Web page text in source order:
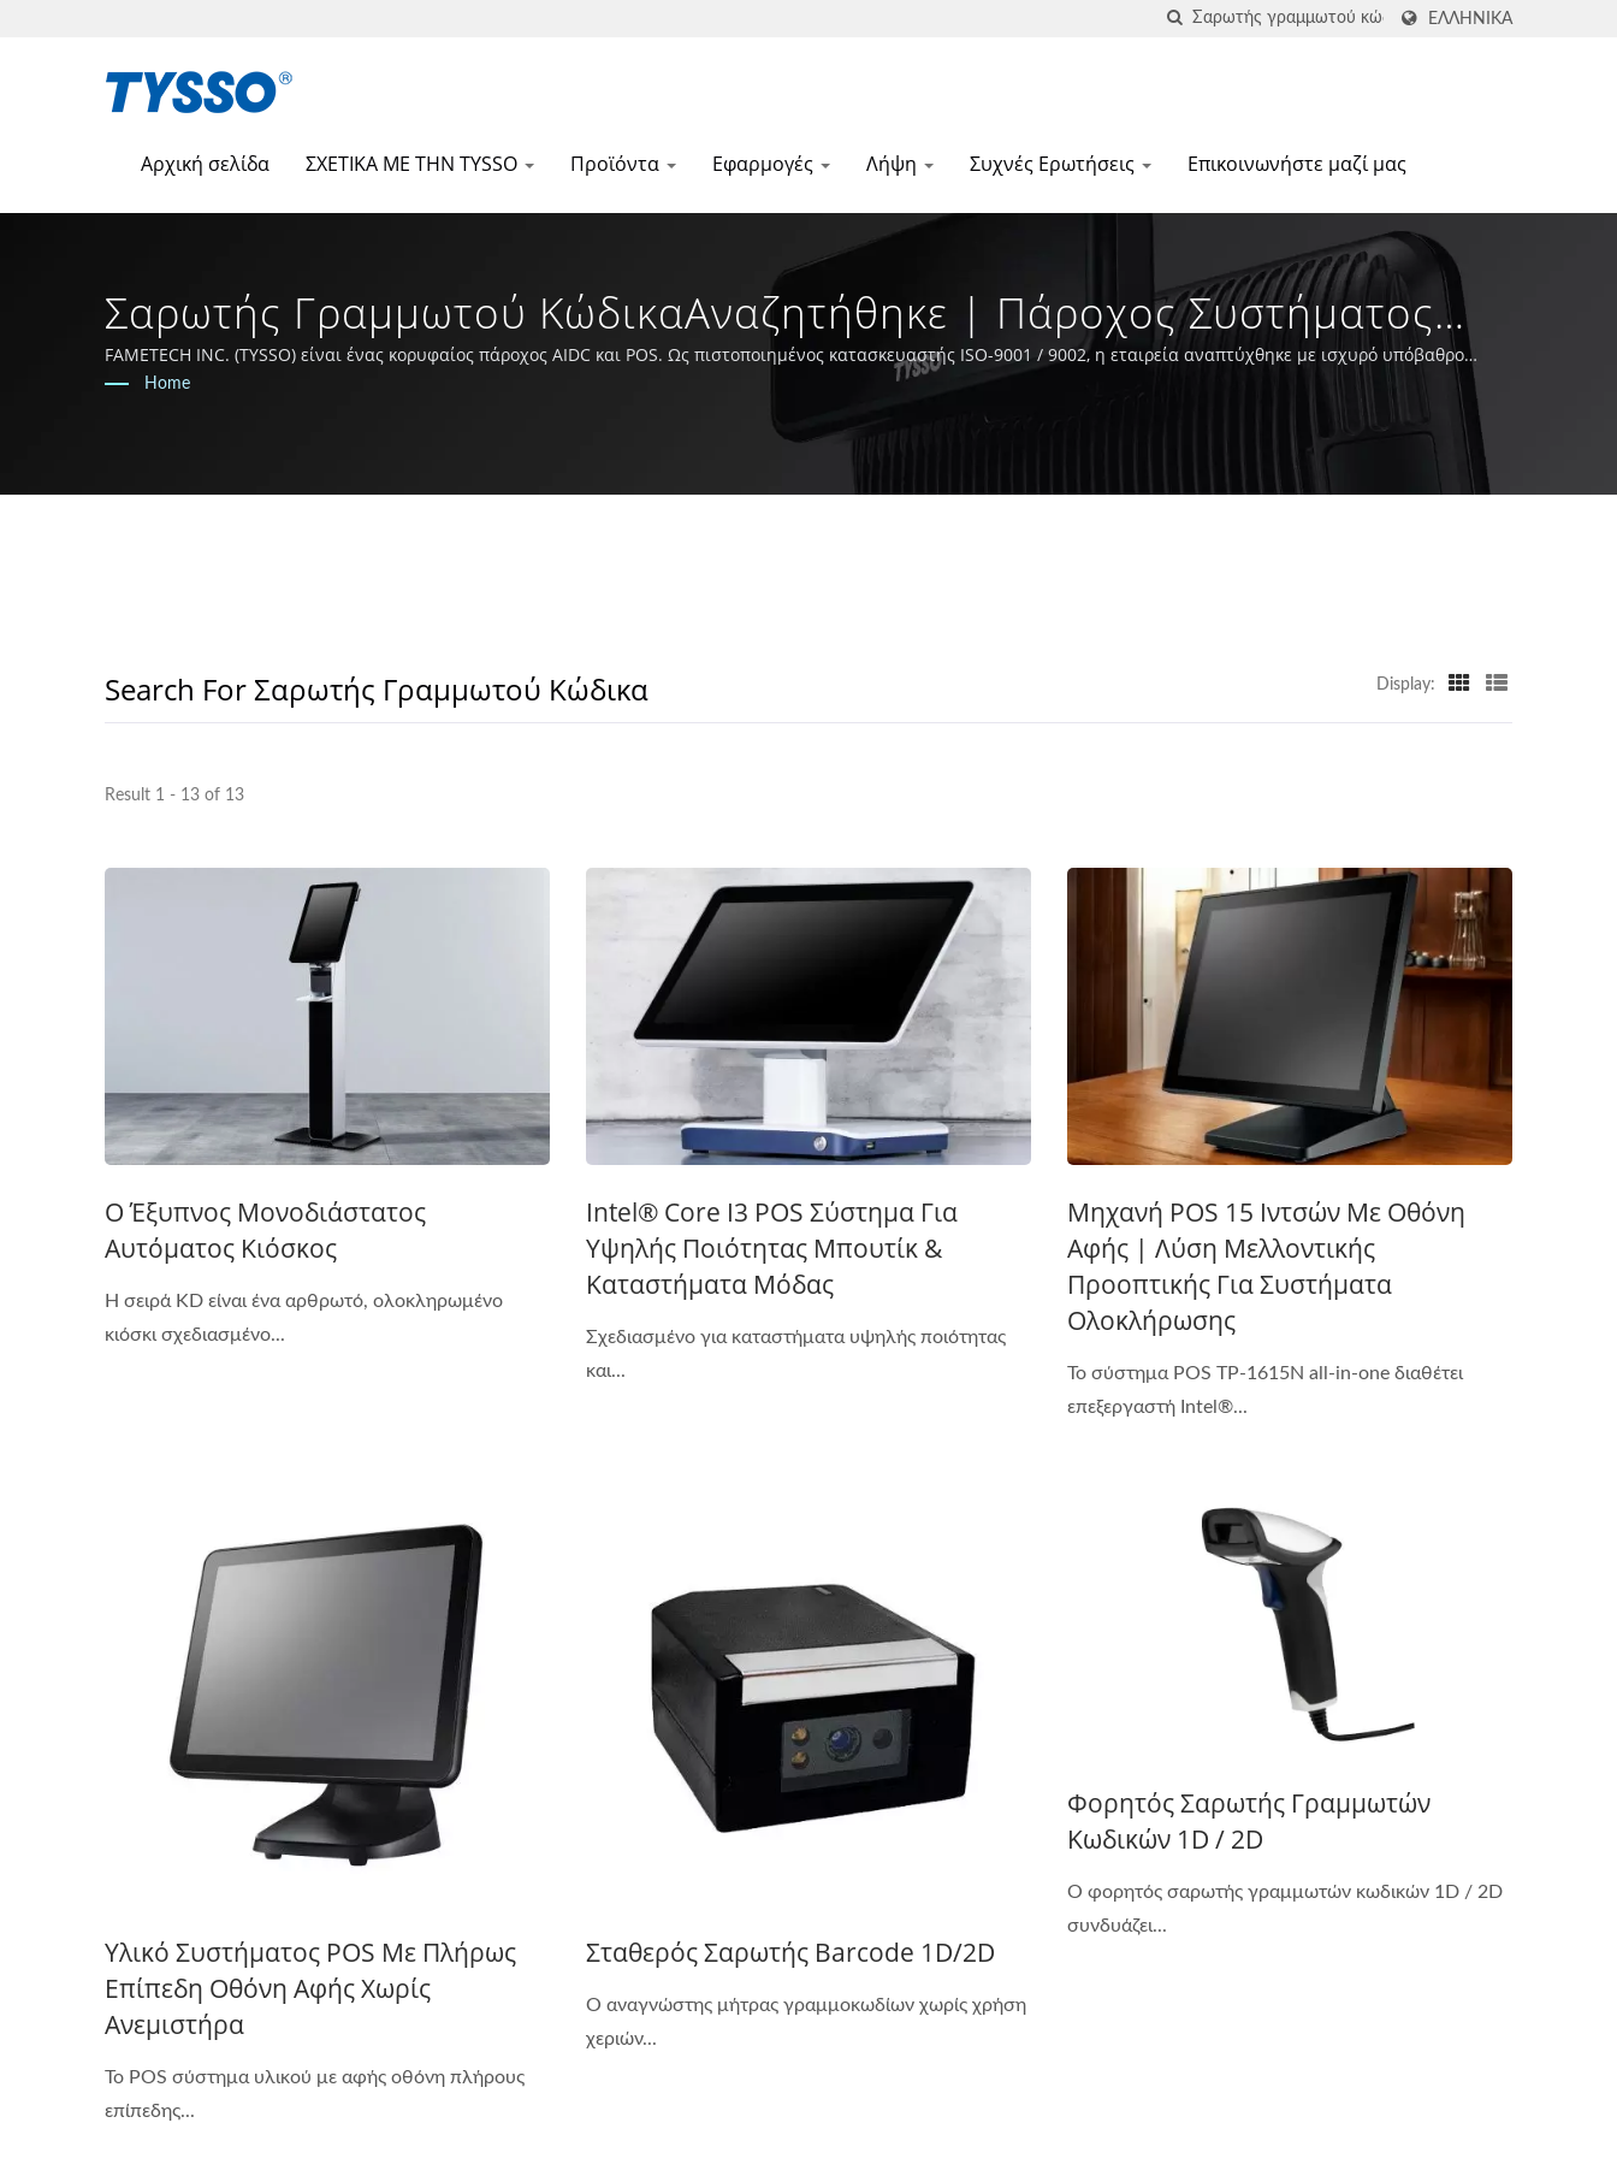
ΕΛΛΗΝΙΚΆ
Αρχική σελίδα ΣΧΕΤΙΚΑ ΜΕ ΤΗΝ TYSSO Προϊόντα Εφαρμογές Λήψη Συχνές Ερωτήσεις Επικοινωνήστε μαζί μας
Σαρωτής Γραμμωτού ΚώδικαΑναζητήθηκε | Πάροχος Συστήματος
POS & Λύσεων POS - FAMETECH
FAMETECH INC. (TYSSO) είναι ένας κορυφαίος πάροχος AIDC και POS. Ως πιστοποιημένος κατασκευαστής ISO-9001 / 9002, η εταιρεία αναπτύχθηκε με ισχυρό υπόβαθρο
έρευνας και ανάπτυξης και ολόκληρη η ομάδα είναι αφοσιωμένη στο να παραμένει στην πρωτοπορία της τεχνολογίας Auto-ID και POS.
Home
Search For Σαρωτής Γραμμωτού Κώδικα Display:
Result 1 - 13 of 13
Ο Έξυπνος Μονοδιάστατος
Αυτόματος Κιόσκος
Η σειρά KD είναι ένα αρθρωτό, ολοκληρωμένο
κιόσκι σχεδιασμένο...
Intel® Core I3 POS Σύστημα Για
Υψηλής Ποιότητας Μπουτίκ &
Καταστήματα Μόδας
Σχεδιασμένο για καταστήματα υψηλής ποιότητας
και...
Μηχανή POS 15 Ιντσών Με Οθόνη
Αφής | Λύση Μελλοντικής
Προοπτικής Για Συστήματα
Ολοκλήρωσης
Το σύστημα POS TP-1615N all-in-one διαθέτει
επεξεργαστή Intel®...
Υλικό Συστήματος POS Με Πλήρως
Επίπεδη Οθόνη Αφής Χωρίς
Ανεμιστήρα
Το POS σύστημα υλικού με αφής οθόνη πλήρους
επίπεδης...
Σταθερός Σαρωτής Barcode 1D/2D
Ο αναγνώστης μήτρας γραμμοκωδίων χωρίς χρήση
χεριών...
Φορητός Σαρωτής Γραμμωτών
Κωδικών 1D / 2D
Ο φορητός σαρωτής γραμμωτών κωδικών 1D / 2D
συνδυάζει...